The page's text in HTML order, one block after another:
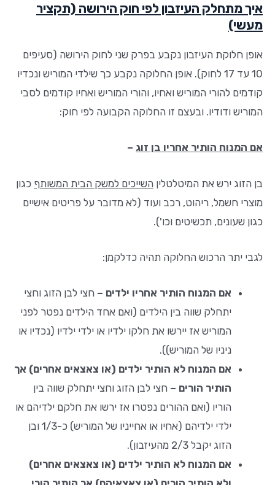
איך מתחלק העיזבון לפי חוק הירושה (תקציר
מעשי)
אופן חלוקת העיזבון נקבע בפרק שני לחוק הירושה (סעיפים
10 עד 17 לחוק). אופן החלוקה נקבע כך שילדי המוריש ונכדיו
קודמים להורי המוריש ואחיו, והורי המוריש ואחיו קודמים לסבי
המוריש ודודיו. ובעצם זו החלוקה הקבועה לפי חוק:
אם המנוח הותיר אחריו בן זוג –
בן הזוג ירש את המיטלטלין השייכים למשק הבית המשותף כגון
מוצרי חשמל, ריהוט, רכב ועוד (לא מדובר על פריטים אישיים
כגון שעונים, תכשיטים וכו').
לגבי יתר הרכוש החלוקה תהיה כדלקמן:
אם המנוח הותיר אחריו ילדים – חצי לבן הזוג וחצי
יתחלק שווה בין הילדים (ואם אחד הילדים נפטר לפני
המוריש אז יירשו את חלקו ילדיו או ילדי ילדיו (נכדיו או
ניניו של המוריש)).
אם המנוח לא הותיר ילדים (או צאצאים אחרים) אך
הותיר הורים – חצי לבן הזוג וחצי יתחלק שווה בין
הוריו (ואם ההורים נפטרו אז ירשו את חלקם ילדיהם או
ילדי ילדיהם (אחיו או אחייניו של המוריש) כ-1/3 ובן
הזוג יקבל 2/3 מהעיזבון).
אם המנוח לא הותיר ילדים (או צאצאים אחרים)